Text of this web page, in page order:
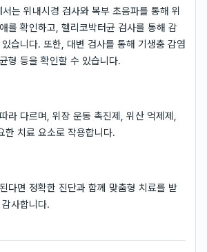
는 위내시경 검사와 복부 초음파를 통해 위
를 확인하고, 헬리코박터균 검사를 통해 감
습니다. 또한, 대변 검사를 통해 기생충 감염
형 등을 확인할 수 있습니다.
라 다르며, 위장 운동 촉진제, 위산 억제제,
한 치료 요소로 작용합니다.
다면 정확한 진단과 함께 맞춤형 치료를 받
사합니다.